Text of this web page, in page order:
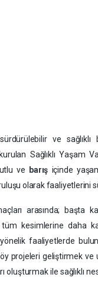
ve sağlıklı
Sağlıklı Yaşam
ve barış içinde
olarak faaliyetlerini
arasında; başta
kesimlerine daha
faaliyetlerde
projeleri geliştirmek ve
oluşturmak ile sağlıklı